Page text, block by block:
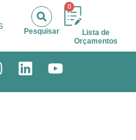
Pesquisar
0
Lista de
Orçamentos